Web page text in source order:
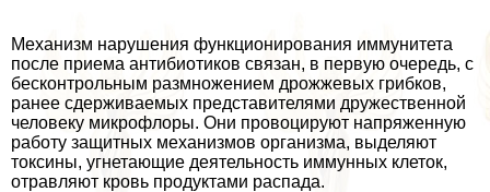
Механизм нарушения функционирования иммунитета
после приема антибиотиков связан, в первую очередь, с
бесконтрольным размножением дрожжевых грибков,
ранее сдерживаемых представителями дружественной
человеку микрофлоры. Они провоцируют напряженную
работу защитных механизмов организма, выделяют
токсины, угнетающие деятельность иммунных клеток,
отравляют кровь продуктами распада.